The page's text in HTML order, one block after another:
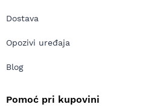
Dostava
Opozivi uređaja
Blog
Pomoć pri kupovini